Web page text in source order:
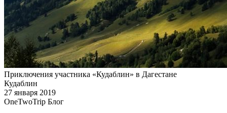
Приключения участника «Кудаблин» в Дагестане
Кудаблин
27 января 2019
OneTwoTrip Блог